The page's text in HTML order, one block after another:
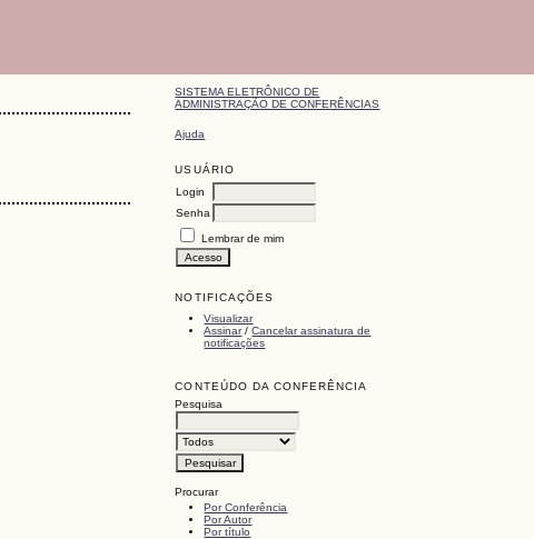
SISTEMA ELETRÔNICO DE
ADMINISTRAÇÃO DE CONFERÊNCIAS
Ajuda
USUÁRIO
Login
Senha
Lembrar de mim
NOTIFICAÇÕES
Visualizar
Assinar/Cancelar assinatura de
notificações
CONTEÚDO DA CONFERÊNCIA
Pesquisa
Procurar
Por Conferência
Por Autor
Por título